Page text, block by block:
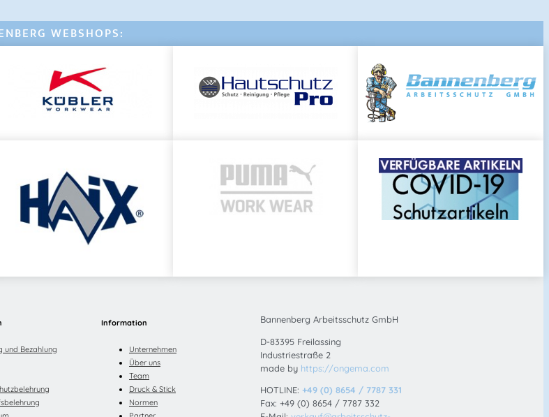
WEBSHOPS:
und Bezahlung
Information
Unternehmen
Über uns
Team
Druck & Stick
Normen
Bannenberg Arbeitsschutz GmbH
D-83395 Freilassing
Industriestraße 2
made by https://ongema.com
HOTLINE: +49 (0) 8654 / 7787 331
Fax: +49 (0) 8654 / 7787 332